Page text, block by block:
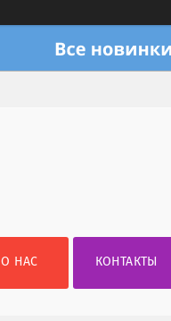
О НАС КОНТАКТЫ